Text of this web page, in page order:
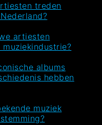
treden
artiesten
albums
hebben
muziek